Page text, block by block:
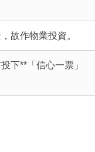
故作物業投資。
下**「信心一票」